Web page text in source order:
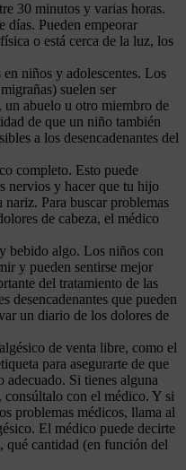
30 minutos y varias horas.
días. Pueden empeorar
o está cerca de la luz, los
niños y adolescentes. Los
suelen ser
un abuelo u otro miembro de
de que un niño también
a los desencadenantes del
completo. Esto puede
nervios y hacer que tu hijo
nariz. Para buscar problemas
de cabeza, el médico
bebido algo. Los niños con
y pueden sentirse mejor
del tratamiento de las
desencadenantes que pueden
un diario de los dolores de
de venta libre, como el
para asegurarte de que
adecuado. Si tienes alguna
consúltalo con el médico. Y si
problemas médicos, llama al
El médico puede decirte
qué cantidad (en función del